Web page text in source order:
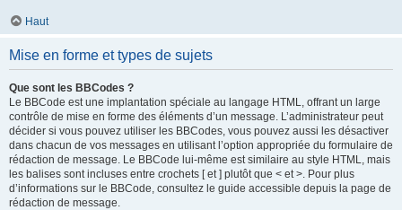
Haut
Mise en forme et types de sujets
Que sont les BBCodes ?
Le BBCode est une implantation spéciale au langage HTML, offrant un large
contrôle de mise en forme des éléments d’un message. L’administrateur peut
décider si vous pouvez utiliser les BBCodes, vous pouvez aussi les désactiver
dans chacun de vos messages en utilisant l’option appropriée du formulaire de
rédaction de message. Le BBCode lui-même est similaire au style HTML, mais
les balises sont incluses entre crochets [ et ] plutôt que < et >. Pour plus
d’informations sur le BBCode, consultez le guide accessible depuis la page de
rédaction de message.